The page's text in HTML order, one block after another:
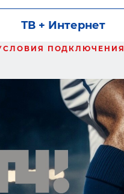
ТВ + Интернет
ПОДКЛЮЧЕНИЯ